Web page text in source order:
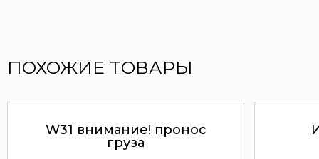
ПОХОЖИЕ ТОВАРЫ
W31 внимание! пронос
груза